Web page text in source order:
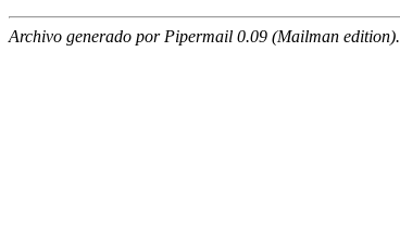
Archivo generado por Pipermail 0.09 (Mailman edition).